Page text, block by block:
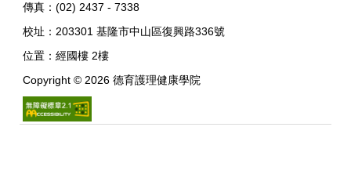
傳真：(02) 2437 - 7338
校址： 203301 基隆市中山區復興路336號
位置：經國樓 2樓
Copyright © 2026 德育護理健康學院